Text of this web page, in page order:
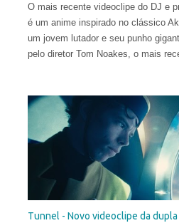
O mais recente videoclipe do DJ e
é um anime inspirado no clássico
um jovem lutador e seu punho
pelo diretor Tom Noakes, o mais
Trub Animation.
Tunnel - Novo videoclipe da